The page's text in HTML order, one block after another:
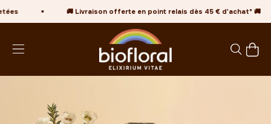
Passer au contenu🚚 Livraison offerte en point relais dès 45 € d'achat* 🚚
Ouvrir la navigation
Biofloral FR
Voir